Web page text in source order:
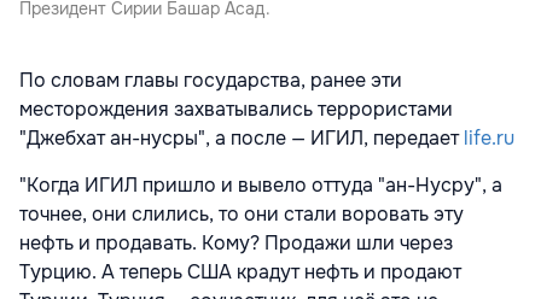
Президент Сирии Башар Асад.
По словам главы государства, ранее эти
месторождения захватывались террористами
"Джебхат ан-нусры", а после — ИГИЛ, передаетlife.ru
"Когда ИГИЛ пришло и вывело оттуда "ан-Нусру", а
точнее, они слились, то они стали воровать эту
нефть и продавать. Кому? Продажи шли через
Турцию. А теперь США крадут нефть и продают